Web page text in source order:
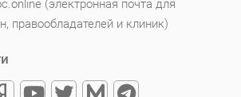
(электронная почта для
правообладателей и клиник)